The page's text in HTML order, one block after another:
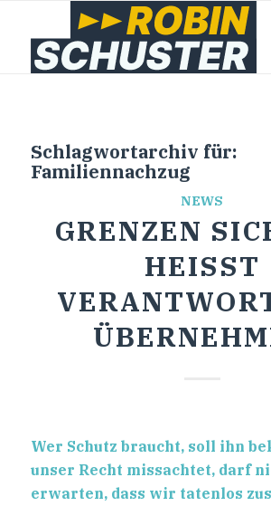
Schlagwortarchiv für:
Familiennachzug
NEWS
GRENZEN
HEISST V
Wer Schutz braucht, soll ihn
unser Recht missachtet, darf
erwarten, dass wir tatenlos